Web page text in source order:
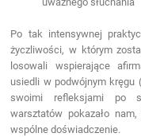
Po tak intensywnej
życzliwości, w którym
losowali wspierające
usiedli w podwójnym kręgu
swoimi refleksjami po
warsztatów pokazało
wspólne doświadczenie.